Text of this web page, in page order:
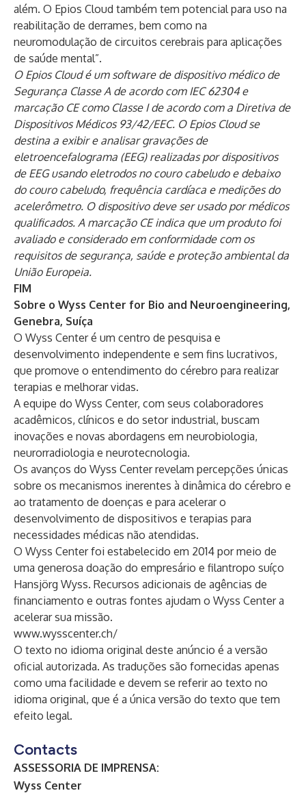
além. O Epios Cloud também tem potencial para uso na
reabilitação de derrames, bem como na
neuromodulação de circuitos cerebrais para aplicações
de saúde mental”.
O Epios Cloud é um software de dispositivo médico de
Segurança Classe A de acordo com IEC 62304 e
marcação CE como Classe I de acordo com a Diretiva de
Dispositivos Médicos 93/42/EEC. O Epios Cloud se
destina a exibir e analisar gravações de
eletroencefalograma (EEG) realizadas por dispositivos
de EEG usando eletrodos no couro cabeludo e debaixo
do couro cabeludo, frequência cardíaca e medições do
acelerômetro. O dispositivo deve ser usado por médicos
qualificados. A marcação CE indica que um produto foi
avaliado e considerado em conformidade com os
requisitos de segurança, saúde e proteção ambiental da
União Europeia.
FIM
Sobre o Wyss Center for Bio and Neuroengineering,
Genebra, Suíça
O Wyss Center é um centro de pesquisa e
desenvolvimento independente e sem fins lucrativos,
que promove o entendimento do cérebro para realizar
terapias e melhorar vidas.
A equipe do Wyss Center, com seus colaboradores
acadêmicos, clínicos e do setor industrial, buscam
inovações e novas abordagens em neurobiologia,
neurorradiologia e neurotecnologia.
Os avanços do Wyss Center revelam percepções únicas
sobre os mecanismos inerentes à dinâmica do cérebro e
ao tratamento de doenças e para acelerar o
desenvolvimento de dispositivos e terapias para
necessidades médicas não atendidas.
O Wyss Center foi estabelecido em 2014 por meio de
uma generosa doação do empresário e filantropo suíço
Hansjörg Wyss. Recursos adicionais de agências de
financiamento e outras fontes ajudam o Wyss Center a
acelerar sua missão.
www.wysscenter.ch/
O texto no idioma original deste anúncio é a versão
oficial autorizada. As traduções são fornecidas apenas
como uma facilidade e devem se referir ao texto no
idioma original, que é a única versão do texto que tem
efeito legal.
Contacts
ASSESSORIA DE IMPRENSA:
Wyss Center